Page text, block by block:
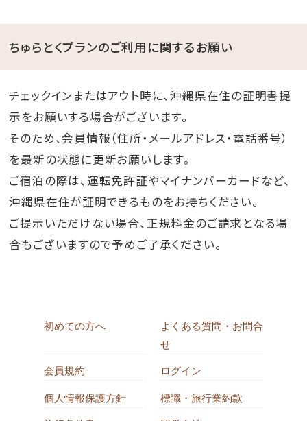
ちゅらとくプランのご利用に関するお願い
チェックインまたはアウト時に、沖縄県在住の証明書提
示をお願いする場合がございます。
そのため、会員情報（住所・メールアドレス・電話番号）
を最新の状態に更新お願いします。
ご宿泊の際は、運転免許証やマイナンバーカードなど、
沖縄県在住が証明できるものをお持ちください。
ご提示いただけない場合、正規料金のご請求となる場
合もございますので予めご了承ください。
初めての方へ
よくある質問・お問合
せ
会員規約 ログイン
個人情報保護方針 標識・旅行業約款